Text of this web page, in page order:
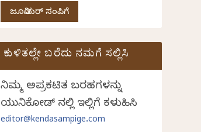
ಜೂನಿಯರ್ ಸಂಪಿಗೆ
ಕುಳಿತಲ್ಲೇ ಬರೆದು ನಮಗೆ ಸಲ್ಲಿಸಿ
ನಿಮ್ಮ ಅಪ್ರಕಟಿತ ಬರಹಗಳನ್ನು
ಯುನಿಕೋಡ್ ನಲ್ಲಿ ಇಲ್ಲಿಗೆ ಕಳುಹಿಸಿ
editor@kendasampige.com